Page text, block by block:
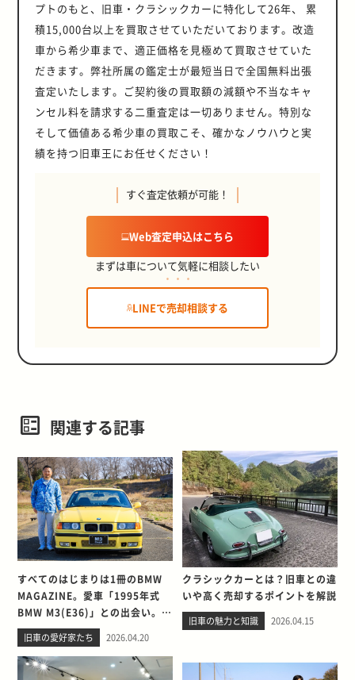
プトのもと、旧車・クラシックカーに特化して26年、 累
積15,000台以上を買取させていただいております。改造
車から希少車まで、適正価格を見極めて買取させていた
だきます。弊社所属の鑑定士が最短当日で全国無料出張
査定いたします。ご契約後の買取額の減額や不当なキャ
ンセル料を請求する二重査定は一切ありません。特別な
そして価値ある希少車の買取こそ、確かなノウハウと実
績を持つ旧車王にお任せください！
すぐ査定依頼が可能！
Web査定申込はこちら
まずは車について気軽に相談したい
LINEで売却相談する
関連する記事
すべてのはじまりは1冊のBMW
MAGAZINE。愛車「1995年式
BMW M3(E36)」との出会い。そ
して別れを考える
旧車の愛好家たち 2026.04.20
クラシックカーとは？旧車との違
いや高く売却するポイントを解説
旧車の魅力と知識 2026.04.15